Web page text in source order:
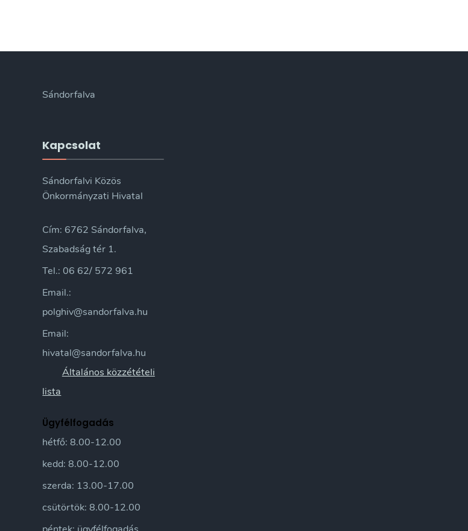
Sándorfalva
Kapcsolat
Sándorfalvi Közös
Önkormányzati Hivatal
Cím: 6762 Sándorfalva,
Szabadság tér 1.
Tel.: 06 62/ 572 961
Email.:
polghiv@sandorfalva.hu
Email:
hivatal@sandorfalva.hu
Általános közzétételi
lista
Ügyfélfogadás
hétfő: 8.00-12.00
kedd: 8.00-12.00
szerda: 13.00-17.00
csütörtök: 8.00-12.00